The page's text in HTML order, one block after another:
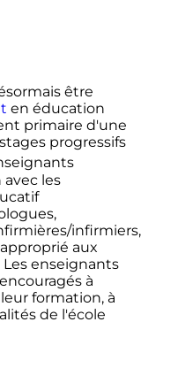
être
en éducation
primaire d'une
progressifs
les
infirmiers,
aux
enseignants
à
formation, à
de l'école